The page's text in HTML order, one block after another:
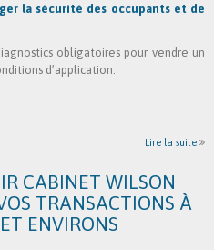
la sécurité des occupants et de
obligatoires pour vendre un
d’application.
Lire la suite
CABINET WILSON
TRANSACTIONS À
ENVIRONS